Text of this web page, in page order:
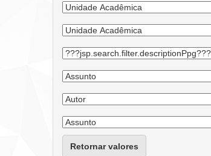
Retornar valores